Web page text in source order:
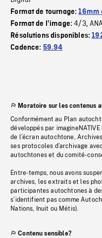
Format de tournage:16mm
Format de l'image:4/3,
Résolutions disponibles:
Cadence: 59.94
Moratoire sur les contenus
Conformément au Plan
développés par
de l’écran autochtone,
ses protocoles d’archivage
autochtones et du comité-
Entre-temps, nous avons
archives, les extraits et les
participantes autochtones à
s’identifient pas comme
Nations, Inuit ou Métis).
Contenu sensible?